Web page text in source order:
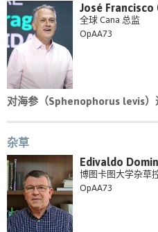
José Francisco
全球 Cana 总监
OpAA73
对海参（Sphenophorus levis）
杂草
Edivaldo
博图卡图大学杂草
OpAA73